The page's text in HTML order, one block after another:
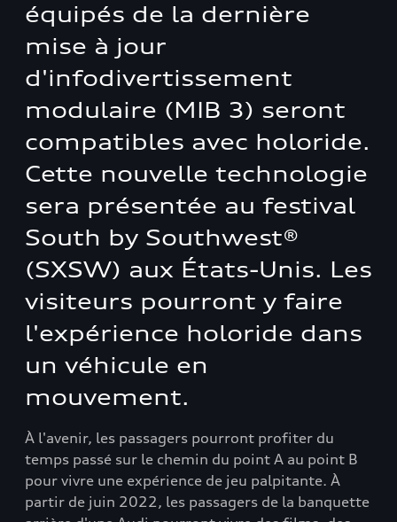
équipés de la dernière
mise à jour
d'infodivertissement
modulaire (MIB 3) seront
compatibles avec holoride.
Cette nouvelle technologie
sera présentée au festival
South by Southwest®
(SXSW) aux États-Unis. Les
visiteurs pourront y faire
l'expérience holoride dans
un véhicule en
mouvement.
À l'avenir, les passagers pourront profiter du
temps passé sur le chemin du point A au point B
pour vivre une expérience de jeu palpitante. À
partir de juin 2022, les passagers de la banquette